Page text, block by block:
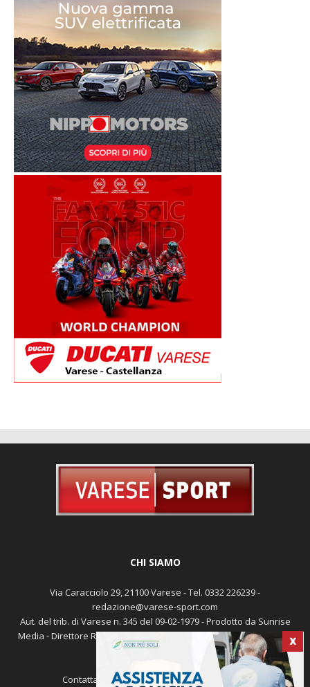
X
CHI SIAMO
Via Caracciolo 29, 21100 Varese - Tel. 0332 226239 -
redazione@varese-sport.com
Aut. del trib. di Varese n. 345 del 09-02-1979 - Prodotto da Sunrise
Media - Direttore Responsabile: Michele Marocco -Cookie policy
Pubblicità
Contattaci: redazione@varese-sport.com